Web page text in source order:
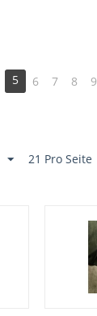
5 6 7 8 9
21 Pro Seite